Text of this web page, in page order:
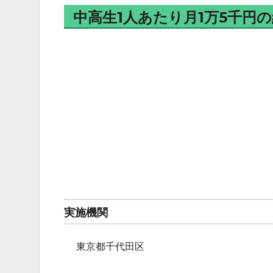
中高生1人あたり月1万5千円
実施機関
東京都千代田区